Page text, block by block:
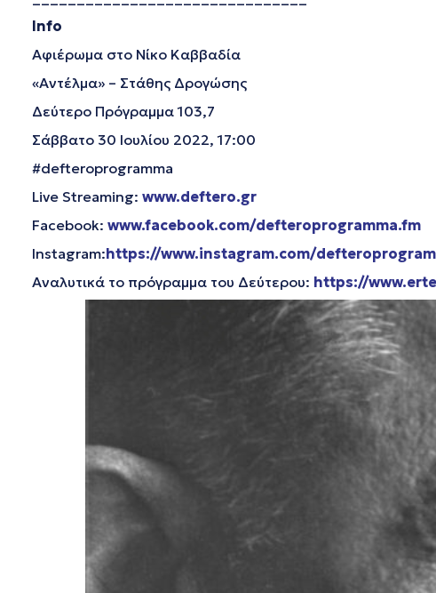
Info
Αφιέρωμα στο Νίκο Καββαδία
«Αντέλμα» – Στάθης Δρογώσης
Δεύτερο Πρόγραμμα 103,7
Σάββατο 30 Ιουλίου 2022, 17:00
#defteroprogramma
Live Streaming: www.deftero.gr
Facebook: www.facebook.com/defteroprogramma.fm
Instagram:https://www.instagram.com/
Αναλυτικά το πρόγραμμα του Δεύτερου: https://